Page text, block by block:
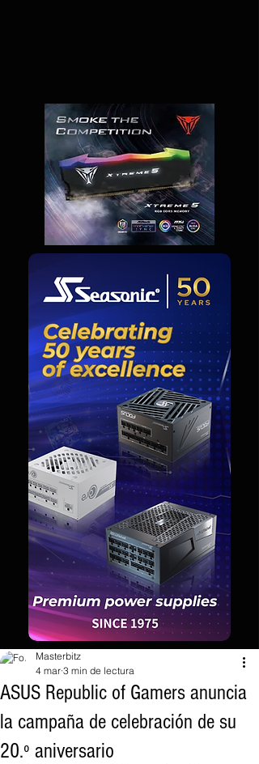
ASUS Republic of Gamers anuncia
la campaña de celebración de su
20.º aniversario
Masterbitz
4 mar 3 min de lectura